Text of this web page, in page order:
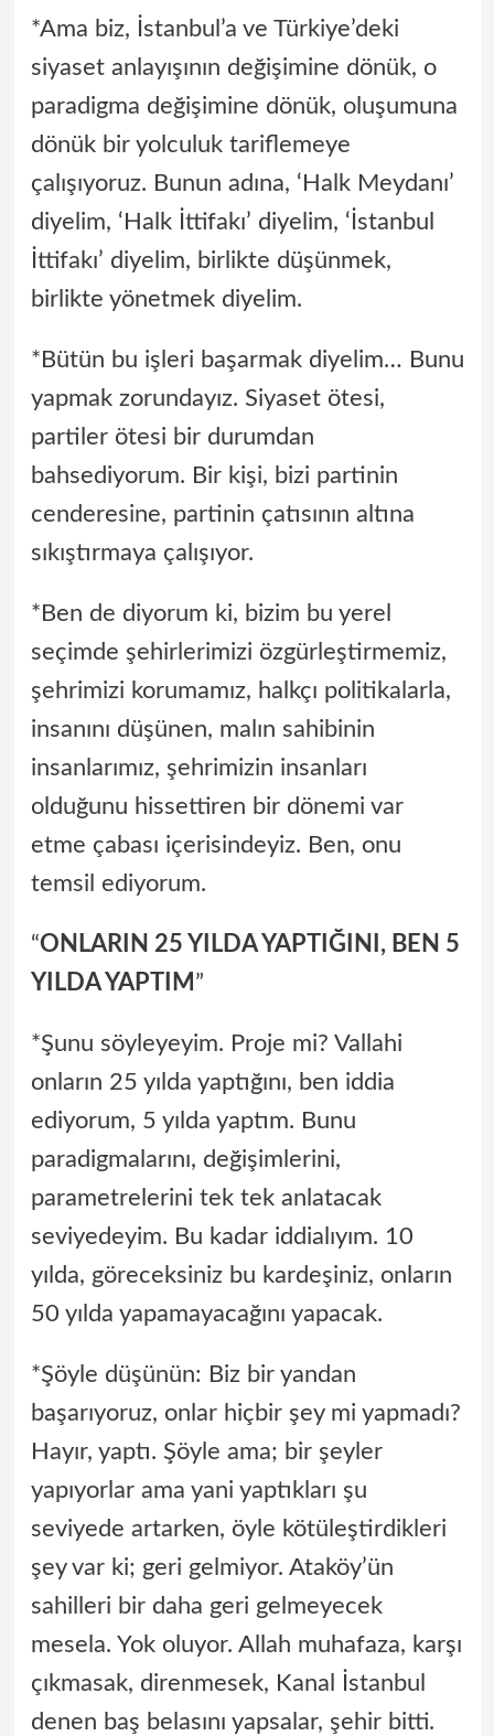
*Ama biz, İstanbul’a ve Türkiye’deki
siyaset anlayışının değişimine dönük, o
paradigma değişimine dönük, oluşumuna
dönük bir yolculuk tariflemeye
çalışıyoruz. Bunun adına, ‘Halk Meydanı’
diyelim, ‘Halk İttifakı’ diyelim, ‘İstanbul
İttifakı’ diyelim, birlikte düşünmek,
birlikte yönetmek diyelim.
*Bütün bu işleri başarmak diyelim… Bunu
yapmak zorundayız. Siyaset ötesi,
partiler ötesi bir durumdan
bahsediyorum. Bir kişi, bizi partinin
cenderesine, partinin çatısının altına
sıkıştırmaya çalışıyor.
*Ben de diyorum ki, bizim bu yerel
seçimde şehirlerimizi özgürleştirmemiz,
şehrimizi korumamız, halkçı politikalarla,
insanını düşünen, malın sahibinin
insanlarımız, şehrimizin insanları
olduğunu hissettiren bir dönemi var
etme çabası içerisindeyiz. Ben, onu
temsil ediyorum.
“ONLARIN 25 YILDA YAPTIĞINI, BEN 5
YILDA YAPTIM ”
*Şunu söyleyeyim. Proje mi? Vallahi
onların 25 yılda yaptığını, ben iddia
ediyorum, 5 yılda yaptım. Bunu
paradigmalarını, değişimlerini,
parametrelerini tek tek anlatacak
seviyedeyim. Bu kadar iddialıyım. 10
yılda, göreceksiniz bu kardeşiniz, onların
50 yılda yapamayacağını yapacak.
*Şöyle düşünün: Biz bir yandan
başarıyoruz, onlar hiçbir şey mi yapmadı?
Hayır, yaptı. Şöyle ama; bir şeyler
yapıyorlar ama yani yaptıkları şu
seviyede artarken, öyle kötüleştirdikleri
şey var ki; geri gelmiyor. Ataköy’ün
sahilleri bir daha geri gelmeyecek
mesela. Yok oluyor. Allah muhafaza, karşı
çıkmasak, direnmesek, Kanal İstanbul
denen baş belasını yapsalar, şehir bitti.